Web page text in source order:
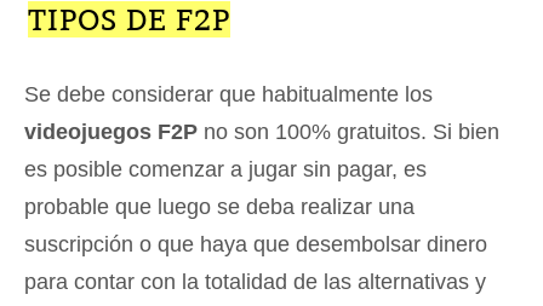
TIPOS DE F2P
Se debe considerar que habitualmente los
videojuegos F2P no son 100% gratuitos. Si bien
es posible comenzar a jugar sin pagar, es
probable que luego se deba realizar una
suscripción o que haya que desembolsar dinero
para contar con la totalidad de las alternativas y